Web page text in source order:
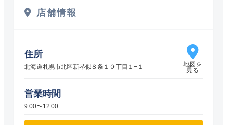
店舗情報
住所
北海道札幌市北区新琴似８条１０丁目１−１
地図を
見る
営業時間
9:00〜12:00